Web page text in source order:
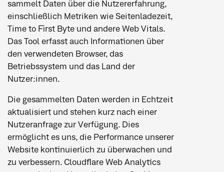
sammelt Daten über die Nutzererfahrung,
einschließlich Metriken wie Seitenladezeit,
Time to First Byte und andere Web Vitals.
Das Tool erfasst auch Informationen über
den verwendeten Browser, das
Betriebssystem und das Land der
Nutzer:innen.
Die gesammelten Daten werden in Echtzeit
aktualisiert und stehen kurz nach einer
Nutzeranfrage zur Verfügung. Dies
ermöglicht es uns, die Performance unserer
Website kontinuierlich zu überwachen und
zu verbessern. Cloudflare Web Analytics